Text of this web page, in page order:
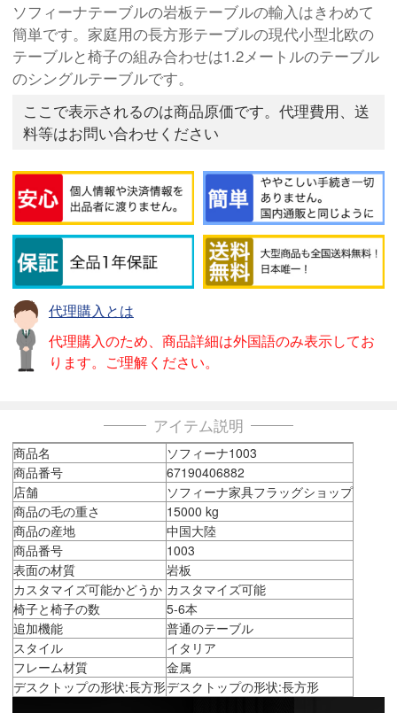
ソフィーナテーブルの岩板テーブルの輸入はきわめて
簡単です。家庭用の長方形テーブルの現代小型北欧の
テーブルと椅子の組み合わせは1.2メートルのテーブル
のシングルテーブルです。
ここで表示されるのは商品原価です。代理費用、送
料等はお問い合わせください
代理購入とは
代理購入のため、商品詳細は外国語のみ表示してお
ります。ご理解ください。
アイテム説明
商品名
ソフィーナ1003
商品番号
67190406882
店舗
ソフィーナ家具フラッグショップ
商品の毛の重さ
15000 kg
商品の産地
中国大陸
商品番号
1003
表面の材質
岩板
カスタマイズ可能かどうか カスタマイズ可能
椅子と椅子の数
5-6本
追加機能
普通のテーブル
スタイル
イタリア
フレーム材質
金属
デスクトップの形状:長方形デスクトップの形状:長方形